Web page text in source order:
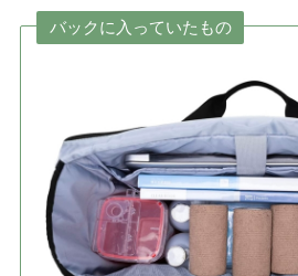
バックに入っていたもの